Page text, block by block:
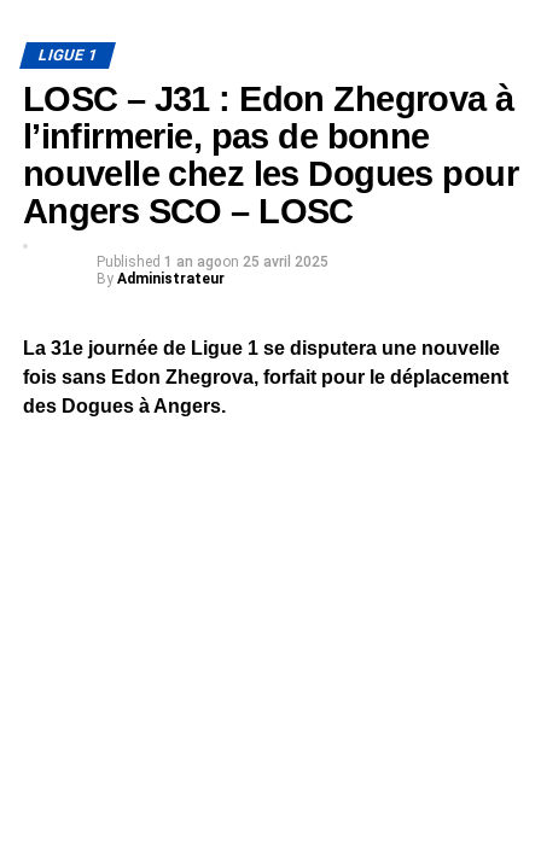
LIGUE 1
LOSC – J31 : Edon Zhegrova à
l’infirmerie, pas de bonne
nouvelle chez les Dogues pour
Angers SCO – LOSC
Published 1 an agoon 25 avril 2025
By Administrateur
La 31e journée de Ligue 1 se disputera une nouvelle
fois sans Edon Zhegrova, forfait pour le déplacement
des Dogues à Angers.